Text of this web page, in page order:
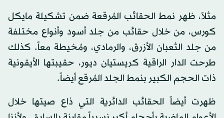
مثلاً، ظهر نمط الحقائب المُرقعة ضمن تشكيلة مايكل
كورس، من خلال حقائب من جلد أسود وأنواع مختلفة
من جلد الثعبان الأزرق، والرمادي، ومُخيطة معاً. كذلك
طرحت الدار الراقية كريستيان ديور، حقيبتها الأيقونية
ذات الحجم الكبير بنمط الجلد المُرقع أيضاً.
ظهرت أيضاً الحقائب الدائرية التي ذاع صيتها خلال